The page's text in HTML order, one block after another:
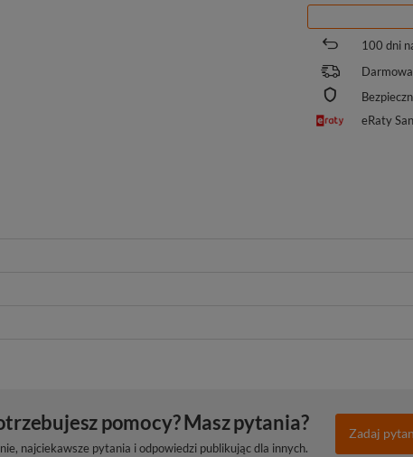
100 dni
eRaty
pomocy? Masz pytania?
najciekawsze pytania i odpowiedzi publikując dla innych.
Zadaj